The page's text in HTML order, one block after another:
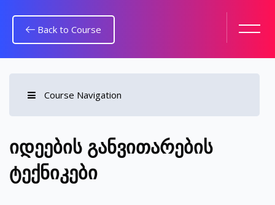
Back to Course
Course Navigation
გადადი მთავარ შინაარსზე
იდეების განვითარების
ტექნიკები